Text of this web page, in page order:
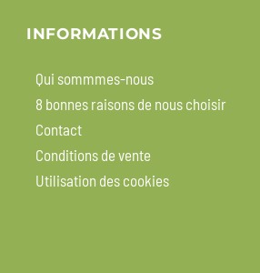
INFORMATIONS
Qui sommmes-nous
8 bonnes raisons de nous choisir
Contact
Conditions de vente
Utilisation des cookies